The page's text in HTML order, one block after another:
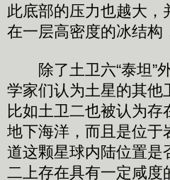
此底部的压力也越大
在一层高密度的冰结构
除了土卫六“泰坦”外
学家们认为土星的其他
比如土卫二也被认为
地下海洋，而且是位于
道这颗星球内陆位置是
二上存在具有一定咸度